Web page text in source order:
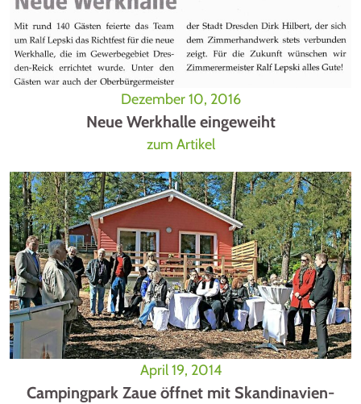
Dezember 10, 2016
Neue Werkhalle eingeweiht
zum Artikel
April 19, 2014
Campingpark Zaue öffnet mit Skandinavien-